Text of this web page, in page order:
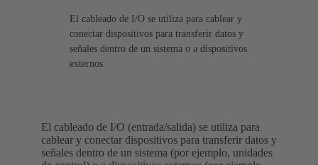
El cableado de I/O se utiliza para cablear y
conectar dispositivos para transferir datos y
señales dentro de un sistema o a dispositivos
externos.
El cableado de I/O (entrada/salida) se utiliza para
cablear y conectar dispositivos para transferir datos y
señales dentro de un sistema (por ejemplo, unidades